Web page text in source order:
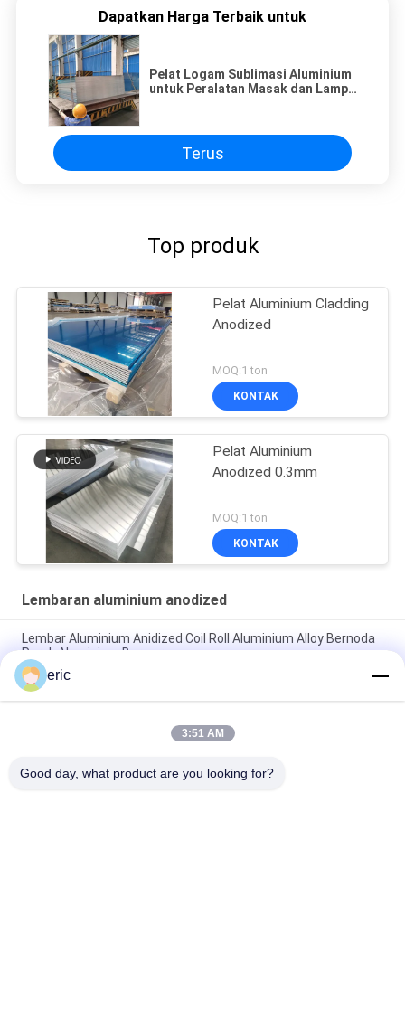
Dapatkan Harga Terbaik untuk
Pelat Logam Sublimasi Aluminium
untuk Peralatan Masak dan Lampu
Terus
Top produk
Pelat Aluminium Cladding
Anodized
MOQ:1 ton
KONTAK
Pelat Aluminium
Anodized 0.3mm
MOQ:1 ton
KONTAK
Lembaran aluminium anodized
Lembar Aluminium Anidized Coil Roll Aluminium Alloy Bernoda
Perak Aluminium Berwarna
3000 Series 1500mm Anodized Aluminium Sheet Untuk Plat
Nomor
2mm 3mm Tebal Anodized Aluminium Sheet 5052 5083 1050
eric
3:51 AM
Good day, what product are you looking for?